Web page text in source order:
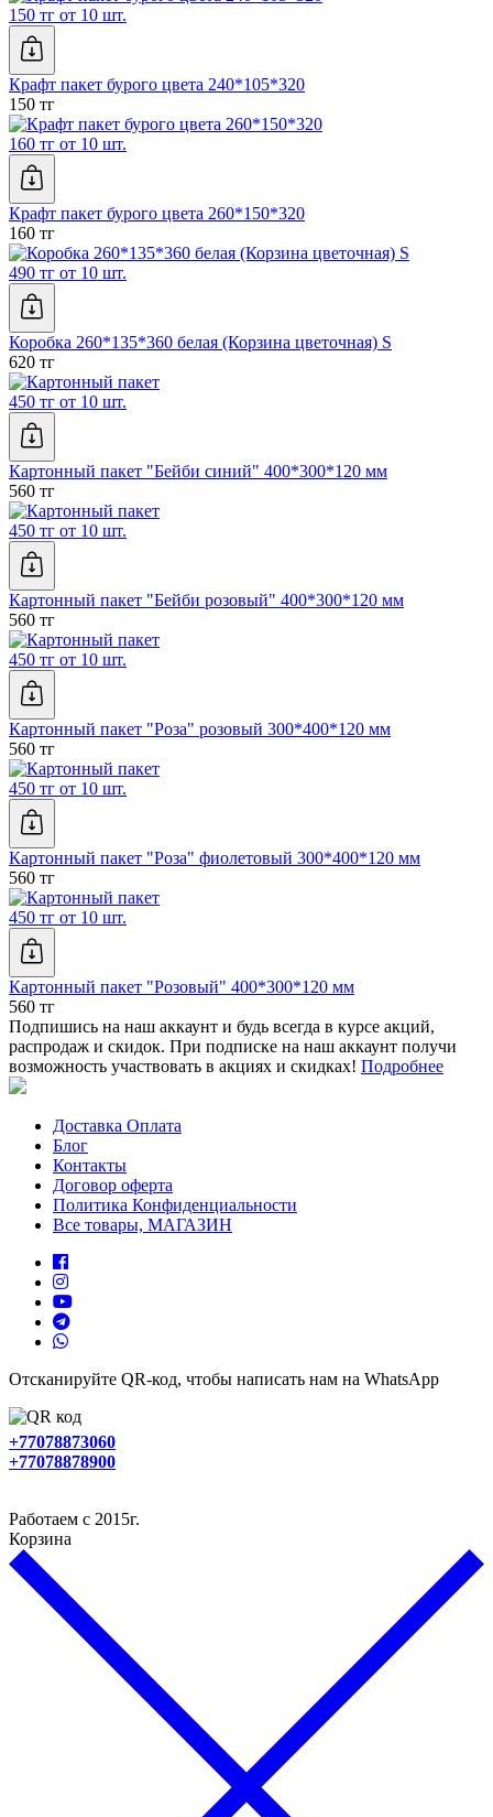
150 тг от 10 шт.
Крафт пакет бурого цвета 240*105*320
150 тг
160 тг от 10 шт.
Крафт пакет бурого цвета 260*150*320
160 тг
490 тг от 10 шт.
Коробка 260*135*360 белая (Корзина цветочная) S
620 тг
450 тг от 10 шт.
Картонный пакет "Бейби синий" 400*300*120 мм
560 тг
450 тг от 10 шт.
Картонный пакет "Бейби розовый" 400*300*120 мм
560 тг
450 тг от 10 шт.
Картонный пакет "Роза" розовый 300*400*120 мм
560 тг
450 тг от 10 шт.
Картонный пакет "Роза" фиолетовый 300*400*120 мм
560 тг
450 тг от 10 шт.
Картонный пакет "Розовый" 400*300*120 мм
560 тг
Подпишись на наш аккаунт и будь всегда в курсе акций,
распродаж и скидок. При подписке на наш аккаунт получи
возможность участвовать в акциях и скидках! Подробнее
Доставка Оплата
Блог
Контакты
Договор оферта
Политика Конфиденциальности
Все товары, МАГАЗИН
Отсканируйте QR-код, чтобы написать нам на WhatsApp
+77078873060
+77078878900
Работаем с 2015г.
Корзина